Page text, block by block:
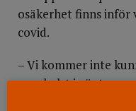
osäkerhet finns
covid.
– Vi kommer inte
som helst i
sökmönster,